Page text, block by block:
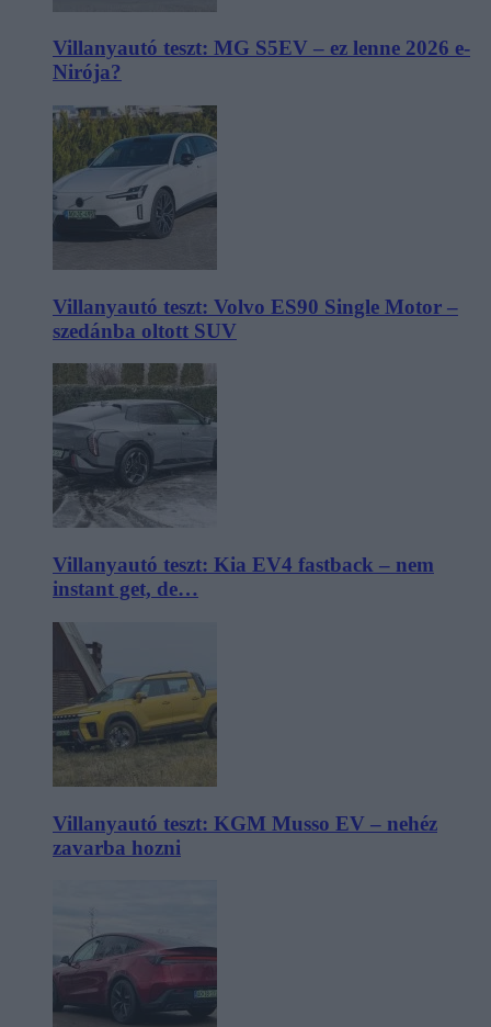
Villanyautó teszt: MG S5EV – ez lenne 2026 e-
Nirója?
Villanyautó teszt: Volvo ES90 Single Motor –
szedánba oltott SUV
Villanyautó teszt: Kia EV4 fastback – nem
instant get, de…
Villanyautó teszt: KGM Musso EV – nehéz
zavarba hozni